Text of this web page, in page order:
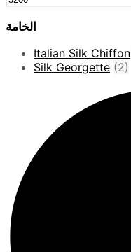
الخامة
Italian Silk Chiffon
Silk Georgette (2)